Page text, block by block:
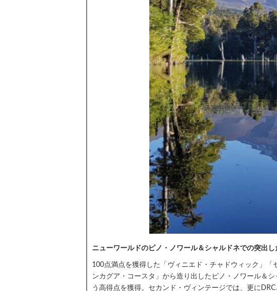
ニューワールドのピノ・ノワール＆シャルドネでの突出し
100点満点を獲得した「ヴィニエド・チャドウィック」
ンカグア・コースタ」から造り出したピノ・ノワール＆
う高得点を獲得。セカンド・ヴィンテージでは、更に